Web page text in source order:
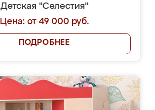
Детская "Селестия"
Цена: от 49 000 руб.
ПОДРОБНЕЕ